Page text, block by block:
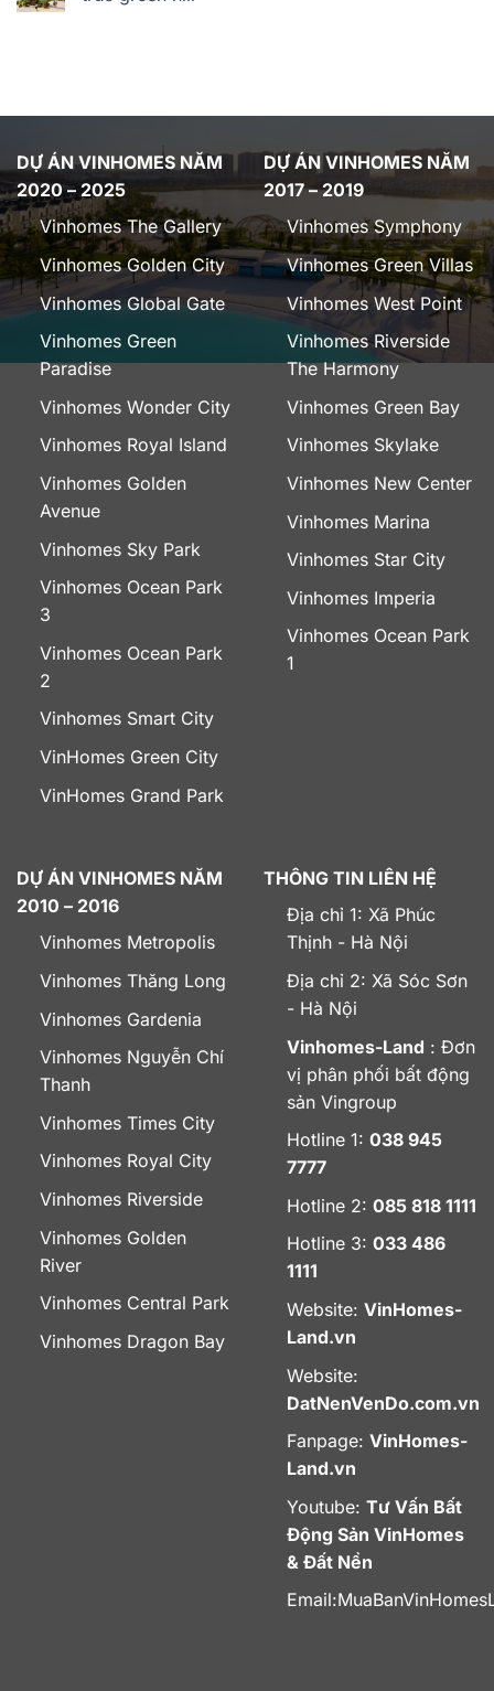
DỰ ÁN VINHOMES NĂM
2020 – 2025
Vinhomes The Gallery
Vinhomes Golden City
Vinhomes Global Gate
Vinhomes Green
Paradise
Vinhomes Wonder City
Vinhomes Royal Island
Vinhomes Golden
Avenue
Vinhomes Sky Park
Vinhomes Ocean Park
3
Vinhomes Ocean Park
2
Vinhomes Smart City
VinHomes Green City
VinHomes Grand Park
DỰ ÁN VINHOMES NĂM
2017 – 2019
Vinhomes Symphony
Vinhomes Green Villas
Vinhomes West Point
Vinhomes Riverside
The Harmony
Vinhomes Green Bay
Vinhomes Skylake
Vinhomes New Center
Vinhomes Marina
Vinhomes Star City
Vinhomes Imperia
Vinhomes Ocean Park
1
DỰ ÁN VINHOMES NĂM
2010 – 2016
Vinhomes Metropolis
Vinhomes Thăng Long
Vinhomes Gardenia
Vinhomes Nguyễn Chí
Thanh
Vinhomes Times City
Vinhomes Royal City
Vinhomes Riverside
Vinhomes Golden
River
Vinhomes Central Park
Vinhomes Dragon Bay
THÔNG TIN LIÊN HỆ
Địa chỉ 1: Xã Phúc
Thịnh - Hà Nội
Địa chỉ 2: Xã Sóc Sơn
- Hà Nội
Vinhomes-Land : Đơn
vị phân phối bất động
sản Vingroup
Hotline 1: 038 945
7777
Hotline 2: 085 818 1111
Hotline 3: 033 486
1111
Website: VinHomes-
Land.vn
Website:
DatNenVenDo.com.vn
Fanpage: VinHomes-
Land.vn
Youtube: Tư Vấn Bất
Động Sản VinHomes
& Đất Nền
Email: